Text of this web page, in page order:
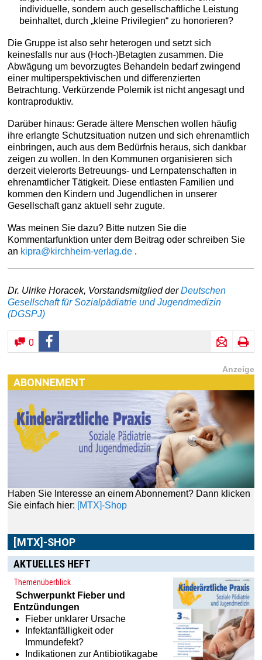
individuelle, sondern auch gesellschaftliche Leistung
beinhaltet, durch „kleine Privilegien“ zu honorieren?
Die Gruppe ist also sehr heterogen und setzt sich
keinesfalls nur aus (Hoch-)Betagten zusammen. Die
Abwägung um bevorzugtes Behandeln bedarf zwingend
einer multiperspektivischen und differenzierten
Betrachtung. Verkürzende Polemik ist nicht angesagt und
kontraproduktiv.
Darüber hinaus: Gerade ältere Menschen wollen häufig
ihre erlangte Schutzsituation nutzen und sich ehrenamtlich
einbringen, auch aus dem Bedürfnis heraus, sich dankbar
zeigen zu wollen. In den Kommunen organisieren sich
derzeit vielerorts Betreuungs- und Lernpatenschaften in
ehrenamtlicher Tätigkeit. Diese entlasten Familien und
kommen den Kindern und Jugendlichen in unserer
Gesellschaft ganz aktuell sehr zugute.
Was meinen Sie dazu? Bitte nutzen Sie die
Kommentarfunktion unter dem Beitrag oder schreiben Sie
an kipra@kirchheim-verlag.de .
Dr. Ulrike Horacek, Vorstandsmitglied derDeutschen
Gesellschaft für Sozialpädiatrie und Jugendmedizin
(DGSPJ)
0
Anzeige
ABONNEMENT
Haben Sie Interesse an einem Abonnement? Dann klicken
Sie einfach hier:
[MTX]-SHOP
Im[MTX]-Shopfinden Sie alle Produkte aus unserem
Verlagsprogramm: Bücher, Zeitschriften oder
Schulungsprogramme sowie praktische Accessoires.
AKTUELLES HEFT
Themenüberblick
Schwerpunkt Fieber und
Entzündungen
Fieber unklarer Ursache
Infektanfälligkeit oder
Immundefekt?
Indikationen zur Antibiotikagabe